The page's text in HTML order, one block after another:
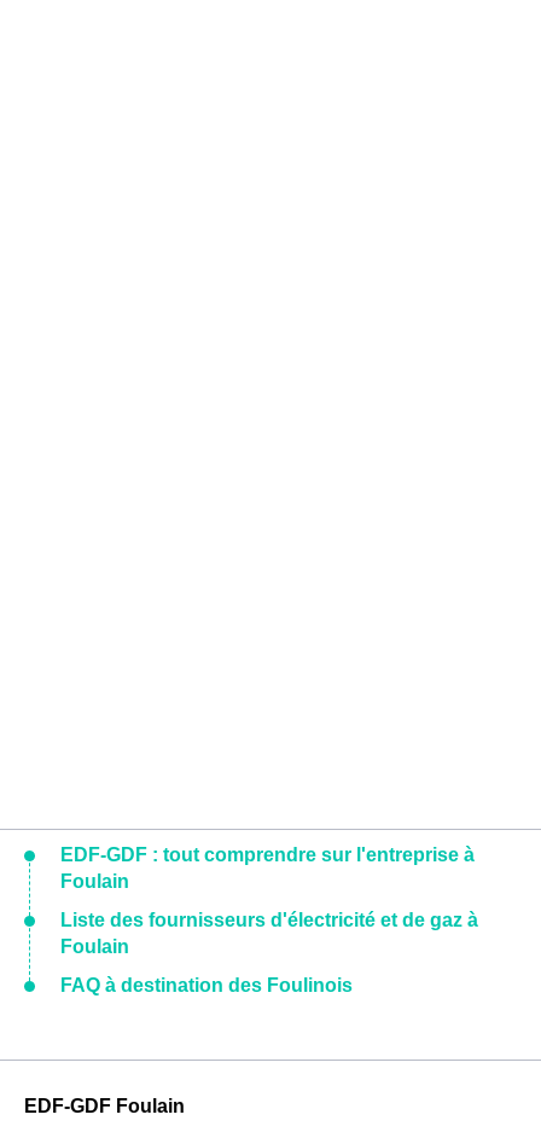
EDF-GDF : tout comprendre sur l'entreprise à
Foulain
Liste des fournisseurs d'électricité et de gaz à
Foulain
FAQ à destination des Foulinois
EDF-GDF Foulain